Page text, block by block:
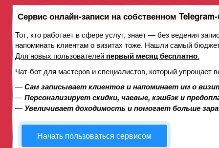
Сервис онлайн-записи на собственном
Тот, кто работает в сфере услуг, знает — без ведения
напоминать клиентам о визитах тоже. Нашли самый
Для новых пользователей первый месяц бесплатно.
Чат-бот для мастеров и специалистов, который упрощает
—Сам записывает клиентов и напоминает им о
—Персонализирует скидки, чаевые, кэшбэк и
—Увеличивает доходимость и помогает больше
Начать пользоваться сервисом
Ошибка P065D
восстановления -
Горит ошибка Check